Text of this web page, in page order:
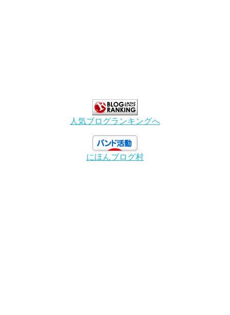
人気ブログランキングへ
にほんブログ村